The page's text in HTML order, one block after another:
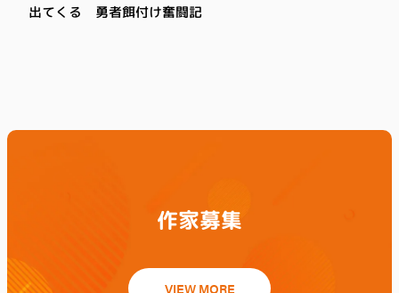
出てくる 勇者餌付け奮闘記
作家募集
VIEW MORE